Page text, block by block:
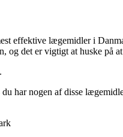
effektive lægemidler i
det er vigtigt at huske på
har nogen af disse